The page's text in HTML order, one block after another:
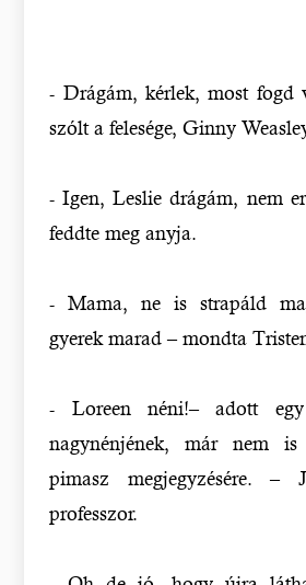
- Drágám, kérlek, most fogd
szólt a felesége, Ginny
- Igen, Leslie drágám, nem
feddte meg anyja.
- Mama, ne is strapáld
gyerek marad – mondta
- Loreen néni!– adott
nagynénjének, már nem
pimasz megjegyzésére. –
professzor.